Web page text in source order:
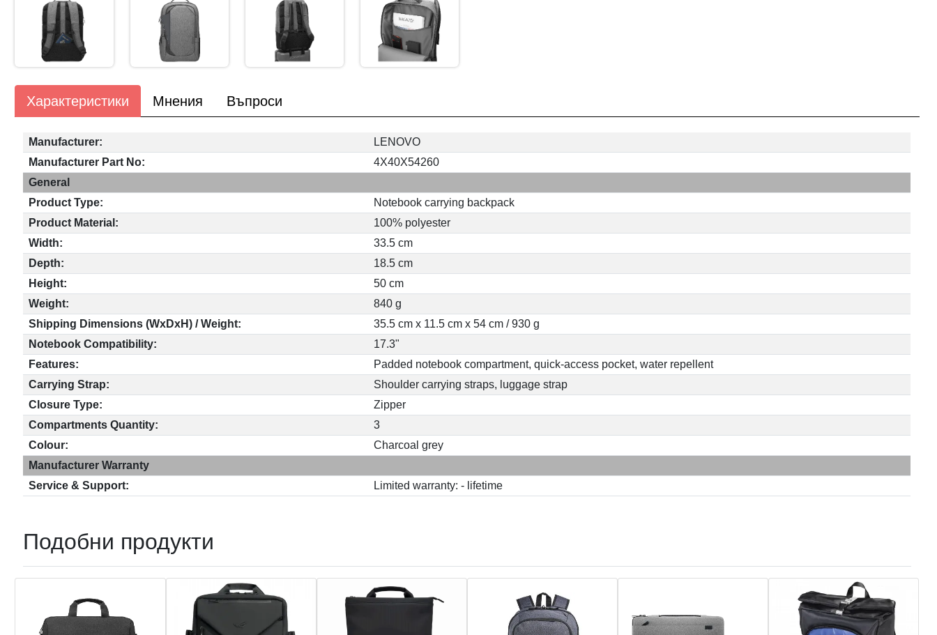
Характеристики Мнения Въпроси
Manufacturer:
LENOVO
Manufacturer Part No:
4X40X54260
General
Product Type:
Notebook carrying backpack
Product Material:
100% polyester
Width:
33.5 cm
Depth:
18.5 cm
Height:
50 cm
Weight:
840 g
Shipping Dimensions (WxDxH) / Weight:
35.5 cm x 11.5 cm x 54 cm / 930 g
Notebook Compatibility:
17.3"
Features:
Padded notebook compartment, quick-access pocket, water repellent
Carrying Strap:
Shoulder carrying straps, luggage strap
Closure Type:
Zipper
Compartments Quantity:
3
Colour:
Charcoal grey
Manufacturer Warranty
Service & Support:
Limited warranty: - lifetime
Подобни продукти